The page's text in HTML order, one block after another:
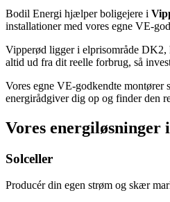
Bodil Energi hjælper boligejere i
installationer med vores egne VE-
Vipperød ligger i elprisområde DK2,
altid ud fra dit reelle forbrug, så
Vores egne VE-godkendte
energirådgiver dig op og finder den
Vores energiløsninger
Solceller
Producér din egen strøm og skær